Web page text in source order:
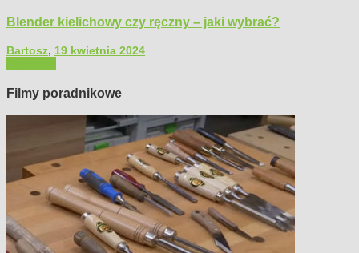
Blender kielichowy czy ręczny – jaki wybrać?
Bartosz, 19 kwietnia 2024
Filmy poradnikowe